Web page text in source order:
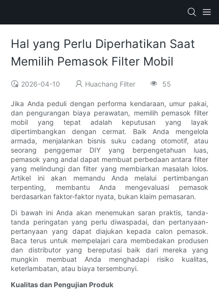
Hal yang Perlu Diperhatikan Saat
Memilih Pemasok Filter Mobil
2026-04-10 Huachang Filter 55
Jika Anda peduli dengan performa kendaraan, umur pakai,
dan pengurangan biaya perawatan, memilih pemasok filter
mobil yang tepat adalah keputusan yang layak
dipertimbangkan dengan cermat. Baik Anda mengelola
armada, menjalankan bisnis suku cadang otomotif, atau
seorang penggemar DIY yang berpengetahuan luas,
pemasok yang andal dapat membuat perbedaan antara filter
yang melindungi dan filter yang membiarkan masalah lolos.
Artikel ini akan memandu Anda melalui pertimbangan
terpenting, membantu Anda mengevaluasi pemasok
berdasarkan faktor-faktor nyata, bukan klaim pemasaran.
Di bawah ini Anda akan menemukan saran praktis, tanda-
tanda peringatan yang perlu diwaspadai, dan pertanyaan-
pertanyaan yang dapat diajukan kepada calon pemasok.
Baca terus untuk mempelajari cara membedakan produsen
dan distributor yang bereputasi baik dari mereka yang
mungkin membuat Anda menghadapi risiko kualitas,
keterlambatan, atau biaya tersembunyi.
Kualitas dan Pengujian Produk